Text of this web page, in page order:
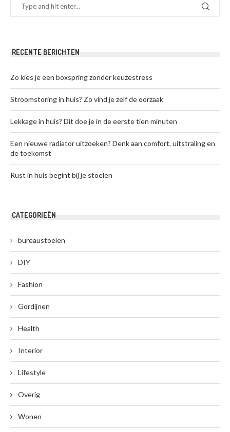
RECENTE BERICHTEN
Zo kies je een boxspring zonder keuzestress
Stroomstoring in huis? Zo vind je zelf de oorzaak
Lekkage in huis? Dit doe je in de eerste tien minuten
Een nieuwe radiator uitzoeken? Denk aan comfort, uitstraling en
de toekomst
Rust in huis begint bij je stoelen
CATEGORIEËN
bureaustoelen
DIY
Fashion
Gordijnen
Health
Interior
Lifestyle
Overig
Wonen